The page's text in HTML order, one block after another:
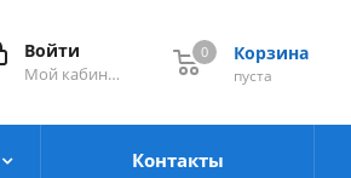
Корзина
0
пуста
0
Войти
Мой кабинет
Контакты